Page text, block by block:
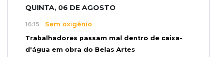
QUINTA, 06 DE AGOSTO
16:15 Sem oxigênio
Trabalhadores passam mal dentro de caixa-
d'água em obra do Belas Artes